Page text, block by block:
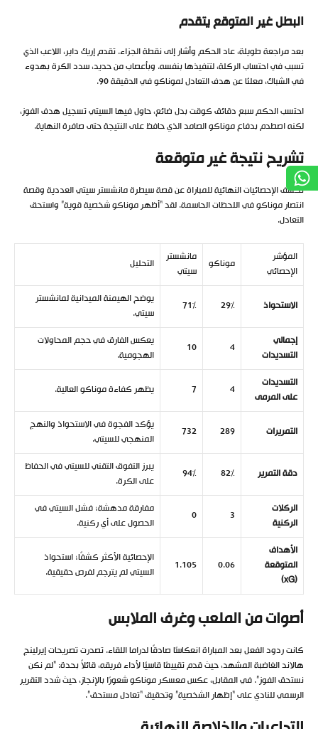
البطل غير المتوقع يتقدم
بعد مراجعة طويلة، عاد الحكم وأشار إلى نقطة الجزاء. تقدم إريك داير، اللاعب الذي
تسبب في احتساب الركلة، لتنفيذها بنفسه. وبأعصاب من حديد، سدد الكرة بهدوء
في الشباك، معلنًا عن هدف التعادل لموناكو في الدقيقة 90.
احتسب الحكم سبع دقائق كوقت بدل ضائع، حاول فيها السيتي تسجيل هدف الفوز،
لكنه اصطدم بدفاع موناكو الصامد الذي حافظ على النتيجة حتى صافرة النهاية.
تشريح نتيجة غير متوقعة
تكشف الإحصائيات النهائية للمباراة عن قصة سيطرة مانشستر سيتي العددية وقصة
انتصار موناكو في اللحظات الحاسمة. لقد “أظهر موناكو شخصية قوية” واستحق
التعادل.
المؤشر
الإحصائي
موناكو
مانشستر
سيتي
التحليل
الاستحواذ 29%
71%
يوضح الهيمنة الميدانية لمانشستر
سيتي.
إجمالي
التسديدات
4
10
يعكس الفارق في حجم المحاولات
الهجومية.
التسديدات
على المرمى
4
7 يظهر كفاءة موناكو العالية.
التمريرات 289
732
يؤكد الفجوة في الاستحواذ والنهج
المنهجي للسيتي.
دقة التمرير 82%
94%
يبرز التفوق التقني للسيتي في الحفاظ
على الكرة.
الركلات
الركنية
3
0
مفارقة مدهشة؛ فشل السيتي في
الحصول على أي ركنية.
الأهداف
المتوقعة
(xG)
0.06
1.105
الإحصائية الأكثر كشفًا؛ استحواذ
السيتي لم يترجم لفرص حقيقية.
أصوات من الملعب وغرف الملابس
كانت ردود الفعل بعد المباراة انعكاسًا صادقًا لدراما اللقاء. تصدرت تصريحات إيرلينج
هالاند الغاضبة المشهد، حيث قدم تقييمًا قاسيًا لأداء فريقه، قائلاً بحدة: “لم نكن
نستحق الفوز”. في المقابل، عكس معسكر موناكو شعورًا بالإنجاز، حيث شدد التقرير
الرسمي للنادي على “إظهار الشخصية” وتحقيق “تعادل مستحق”.